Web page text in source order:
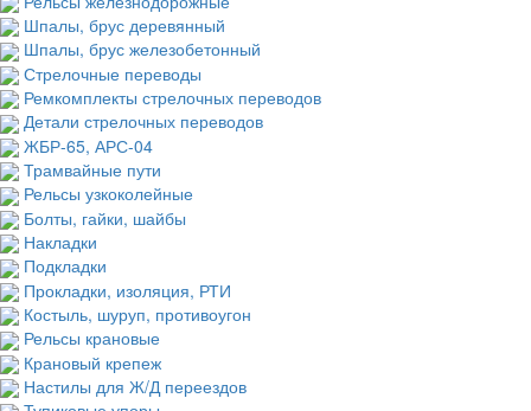
Шпалы, брус деревянный
Шпалы, брус железобетонный
Стрелочные переводы
Ремкомплекты стрелочных переводов
Детали стрелочных переводов
ЖБР-65, АРС-04
Трамвайные пути
Рельсы узкоколейные
Болты, гайки, шайбы
Накладки
Подкладки
Прокладки, изоляция, РТИ
Костыль, шуруп, противоугон
Рельсы крановые
Крановый крепеж
Настилы для Ж/Д переездов